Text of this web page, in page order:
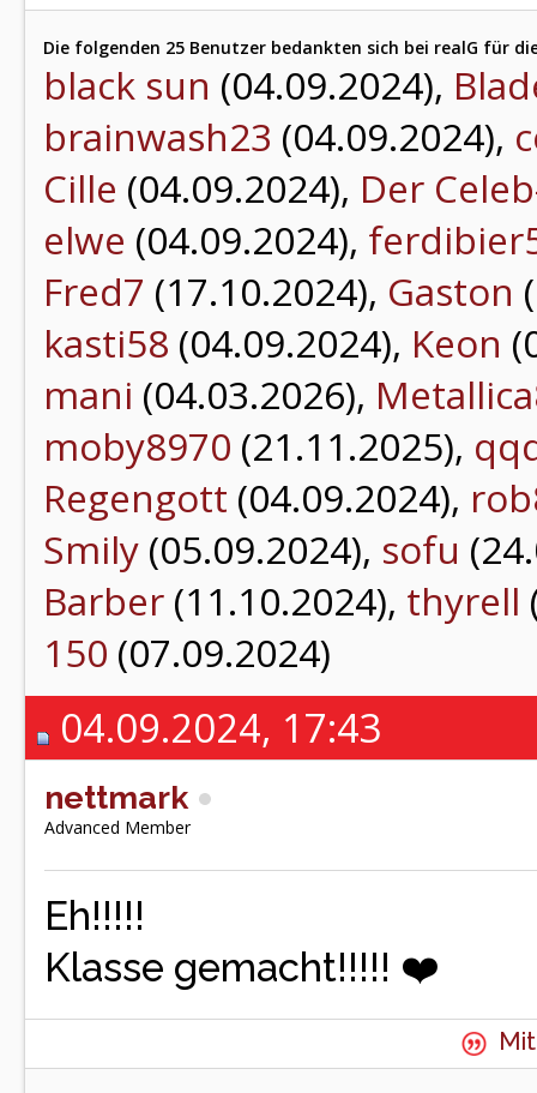
Die folgenden 25 Benutzer bedankten sich bei realG für
black sun (04.09.2024),
brainwash23 (04.09.2024),
Cille (04.09.2024), Der
elwe (04.09.2024),
Fred7 (17.10.2024), Gaston
kasti58 (04.09.2024), Keon
mani (04.03.2026),
moby8970 (21.11.2025),
Regengott (04.09.2024),
Smily (05.09.2024), sofu
Barber (11.10.2024), thyrell
150 (07.09.2024)
04.09.2024, 17:43
nettmark
Advanced Member
Eh!!!!!
Klasse gemacht!!!!! ❤️